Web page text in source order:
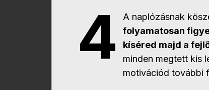
4
A naplózásnak
folyamatosan
kíséred majd a
minden megtett kis
motivációd további